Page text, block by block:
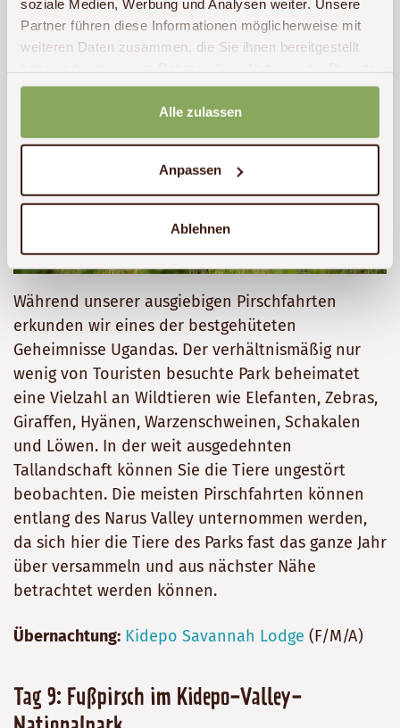
soziale Medien, Werbung und Analysen weiter. Unsere
Partner führen diese Informationen möglicherweise mit
weiteren Daten zusammen, die Sie ihnen bereitgestellt
gesammelt haben.
Alle zulassen
Anpassen
Ablehnen
Während unserer ausgiebigen Pirschfahrten
erkunden wir eines der bestgehüteten
Geheimnisse Ugandas. Der verhältnismäßig nur
wenig von Touristen besuchte Park beheimatet
eine Vielzahl an Wildtieren wie Elefanten, Zebras,
Giraffen, Hyänen, Warzenschweinen, Schakalen
und Löwen. In der weit ausgedehnten
Tallandschaft können Sie die Tiere ungestört
beobachten. Die meisten Pirschfahrten können
entlang des Narus Valley unternommen werden,
da sich hier die Tiere des Parks fast das ganze Jahr
über versammeln und aus nächster Nähe
betrachtet werden können.
Übernachtung: Kidepo Savannah Lodge (F/M/A)
Tag 9: Fußpirsch im Kidepo-Valley-